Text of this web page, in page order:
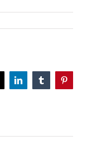
LinkedInTumblr